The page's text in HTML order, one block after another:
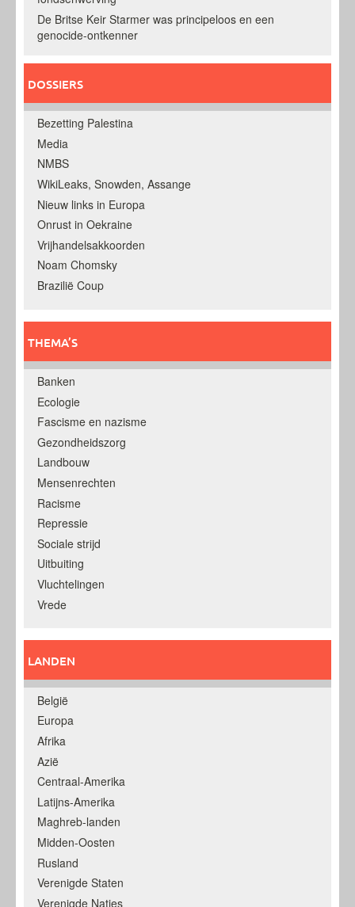
De Britse Keir Starmer was principeloos en een
genocide-ontkenner
DOSSIERS
Bezetting Palestina
Media
NMBS
WikiLeaks, Snowden, Assange
Nieuw links in Europa
Onrust in Oekraine
Vrijhandelsakkoorden
Noam Chomsky
Brazilië Coup
THEMA’S
Banken
Ecologie
Fascisme en nazisme
Gezondheidszorg
Landbouw
Mensenrechten
Racisme
Repressie
Sociale strijd
Uitbuiting
Vluchtelingen
Vrede
LANDEN
België
Europa
Afrika
Azië
Centraal-Amerika
Latijns-Amerika
Maghreb-landen
Midden-Oosten
Rusland
Verenigde Staten
Verenigde Naties